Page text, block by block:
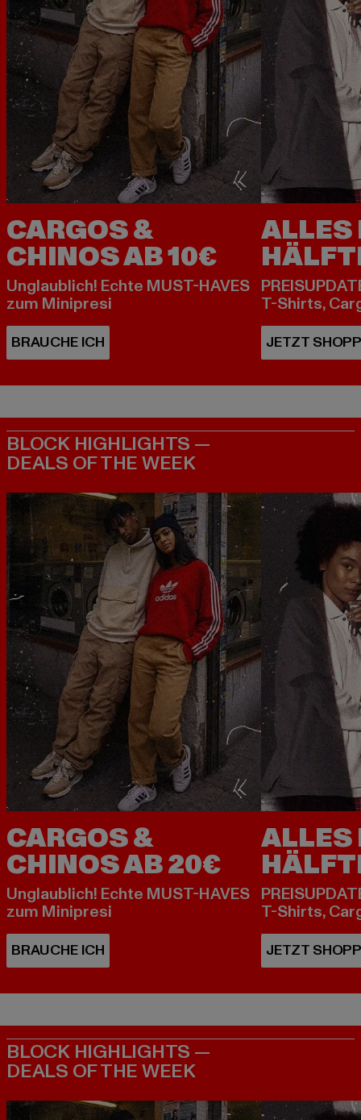
CARGOS &
CHINOS AB 10€
Unglaublich! Echte MUST-HAVES
zum Minipresi
ALLES
T-Shirts,
BLOCK HIGHLIGHTS —
DEALS OF THE WEEK
CARGOS &
CHINOS AB 20€
Unglaublich! Echte MUST-HAVES
zum Minipresi
ALLES
T-Shirts,
BLOCK HIGHLIGHTS —
DEALS OF THE WEEK